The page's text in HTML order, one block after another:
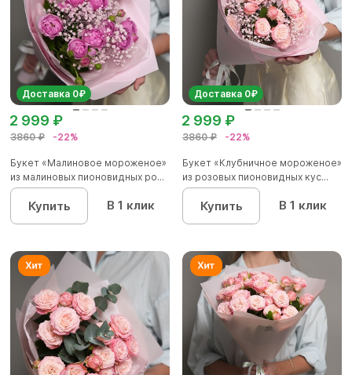
Доставка 0₽
3860 ₽ -22%
2 999 ₽
Букет «Малиновое мороженое»
из малиновых пионовидных ро...
Купить В 1 клик
Доставка 0₽
3860 ₽ -22%
2 999 ₽
Букет «Клубничное мороженое»
из розовых пионовидных кус...
Купить В 1 клик